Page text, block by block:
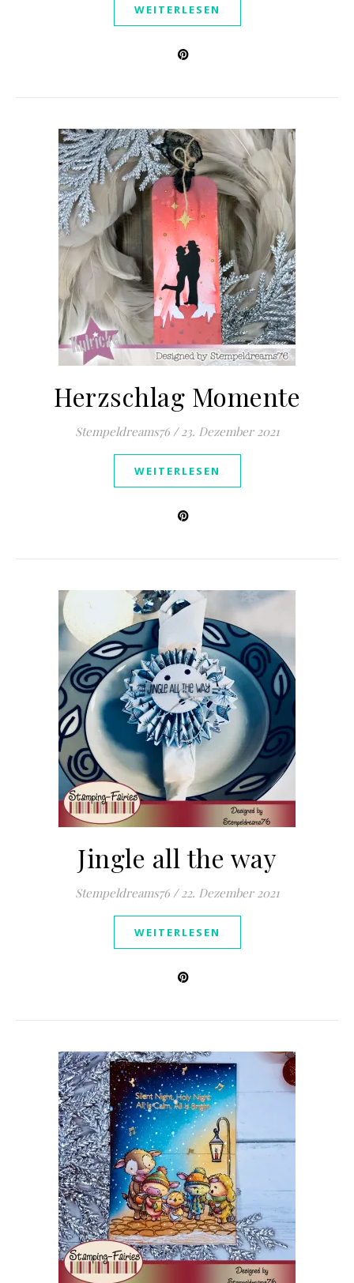
WEITERLESEN
Herzschlag Momente
Stempeldreams76 / 23. Dezember 2021
WEITERLESEN
Jingle all the way
Stempeldreams76 / 22. Dezember 2021
WEITERLESEN